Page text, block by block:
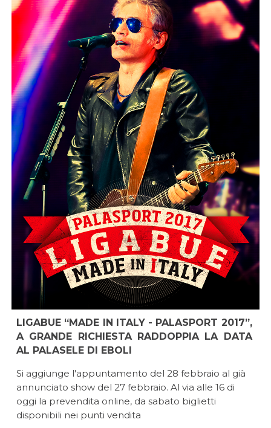
LIGABUE “MADE IN ITALY - PALASPORT 2017”,
A GRANDE RICHIESTA RADDOPPIA LA DATA
AL PALASELE DI EBOLI
Si aggiunge l'appuntamento del 28 febbraio al già
annunciato show del 27 febbraio. Al via alle 16 di
oggi la prevendita online, da sabato biglietti
disponibili nei punti vendita